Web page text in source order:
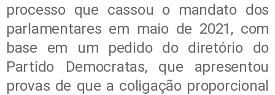
processo que cassou o mandato dos
parlamentares em maio de 2021, com
base em um pedido do diretório do
Partido Democratas, que apresentou
provas de que a coligação proporcional